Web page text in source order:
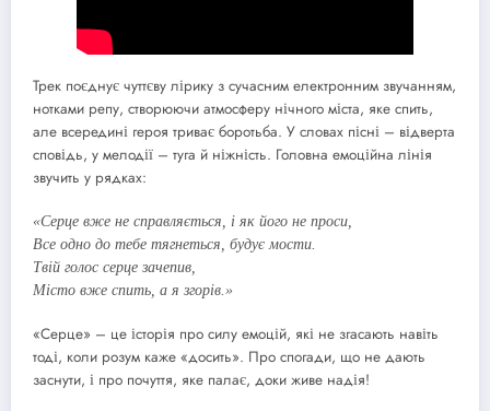
Трек поєднує чуттєву лірику з сучасним електронним звучанням,
нотками репу, створюючи атмосферу нічного міста, яке спить,
але всередині героя триває боротьба. У словах пісні – відверта
сповідь, у мелодії – туга й ніжність. Головна емоційна лінія
звучить у рядках:
«Серце вже не справляється, і як його не проси,
Все одно до тебе тягнеться, будує мости.
Твій голос серце зачепив,
Місто вже спить, а я згорів.»
«Серце» – це історія про силу емоцій, які не згасають навіть
тоді, коли розум каже «досить». Про спогади, що не дають
заснути, і про почуття, яке палає, доки живе надія!